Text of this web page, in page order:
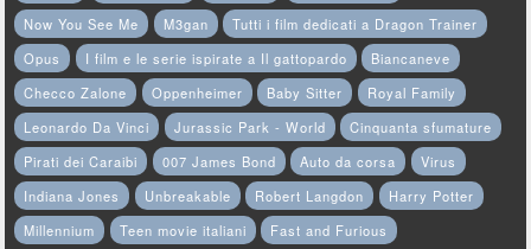
Now You See Me
M3gan
Tutti i film dedicati a Dragon Trainer
Opus
I film e le serie ispirate a Il gattopardo
Biancaneve
Checco Zalone
Oppenheimer Baby Sitter
Royal Family
Leonardo Da Vinci
Jurassic Park - World
Cinquanta sfumature
Pirati dei Caraibi
007 James Bond Auto da corsa
Virus
Indiana Jones
Unbreakable Robert Langdon
Harry Potter
Millennium
Teen movie italiani
Fast and Furious